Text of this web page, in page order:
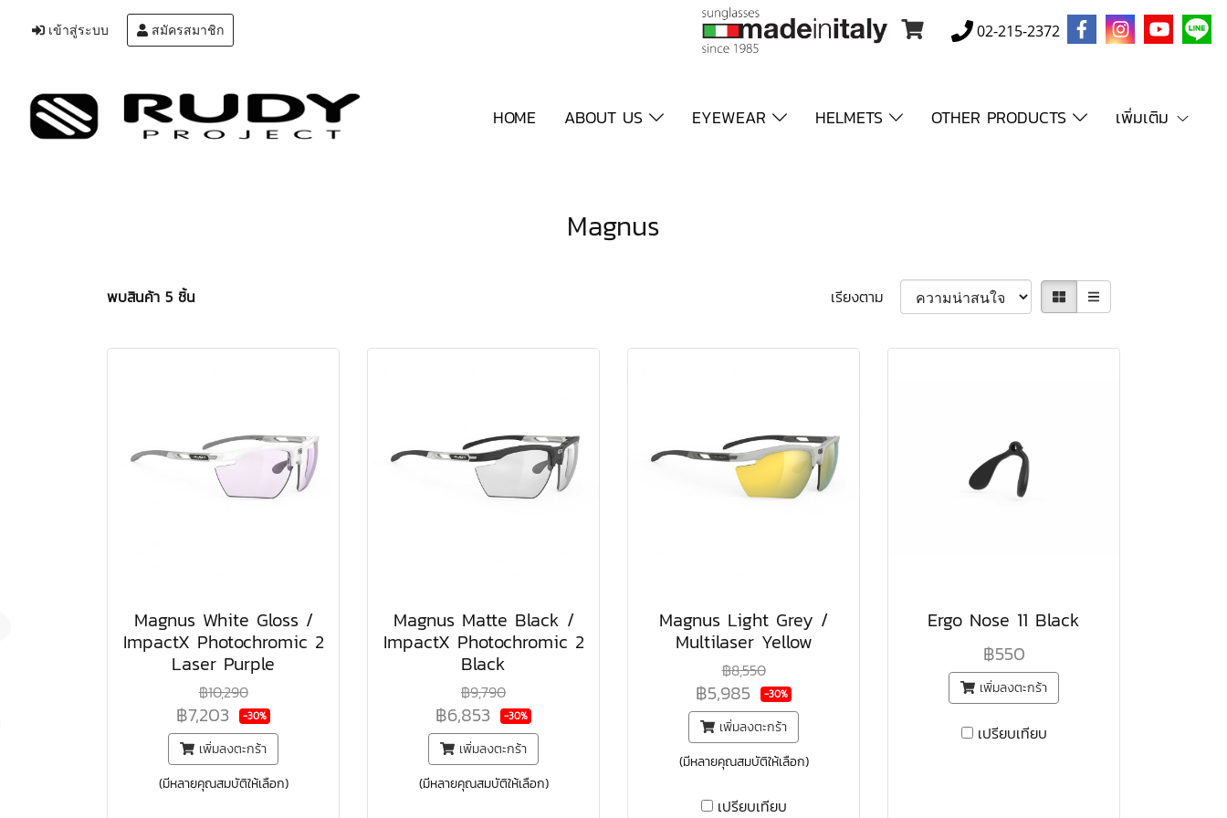
เข้าสู่ระบบ สมัครสมาชิก 02-215-2372
HOME ABOUT US EYEWEAR HELMETS OTHER PRODUCTS เพิ่มเติม
Magnus
พบสินค้า 5 ชิ้น เรียงตาม
Magnus White Gloss /
ImpactX Photochromic 2
Laser Purple
฿10,290
฿7,203 -30%
เพิ่มลงตะกร้า
(มีหลายคุณสมบัติให้เลือก)
Magnus Matte Black /
ImpactX Photochromic 2
Black
฿9,790
฿6,853 -30%
เพิ่มลงตะกร้า
(มีหลายคุณสมบัติให้เลือก)
Magnus Light Grey /
Multilaser Yellow
฿8,550
฿5,985 -30%
เพิ่มลงตะกร้า
(มีหลายคุณสมบัติให้เลือก)
เปรียบเทียบ
Ergo Nose 11 Black
฿550
เพิ่มลงตะกร้า
เปรียบเทียบ